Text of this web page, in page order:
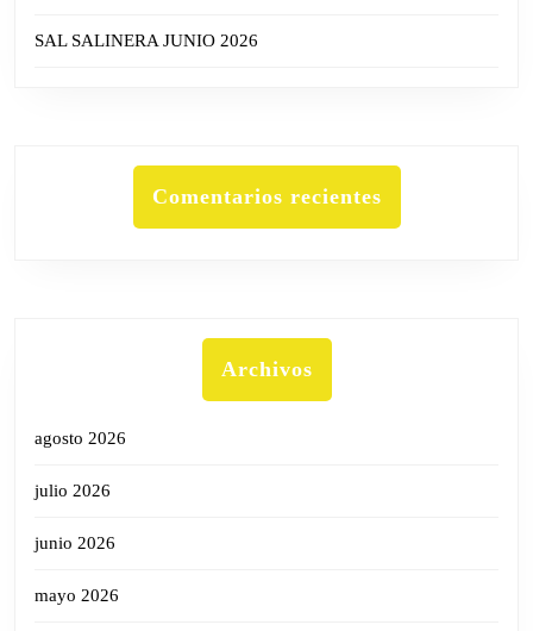
SAL SALINERA JUNIO 2026
Comentarios recientes
Archivos
agosto 2026
julio 2026
junio 2026
mayo 2026